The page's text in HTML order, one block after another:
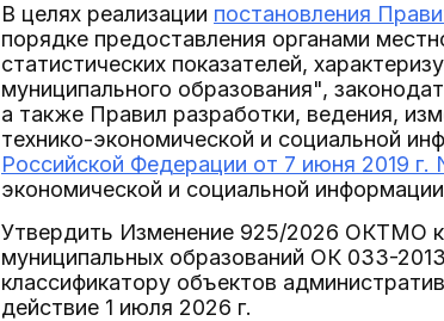
В целях реализации постановления
порядке предоставления органами
статистических показателей,
муниципального образования",
а также Правил разработки, ведения,
технико-экономической и социальной
Российской Федерации от 7 июня 2019 г.
экономической и социальной
Утвердить Изменение 925/2026 ОКТМО
муниципальных образований ОК 033-
классификатору объектов
действие 1 июля 2026 г.